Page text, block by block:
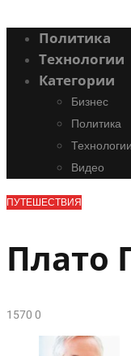
Политика
Технологии
Категории
Бизнес
Политика
Технологии
Видео
ПУТЕШЕСТВИЯ
Плато
15700